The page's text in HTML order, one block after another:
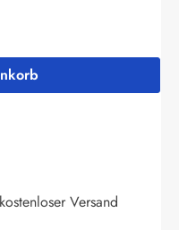
gewünschten
kostenloser Versand